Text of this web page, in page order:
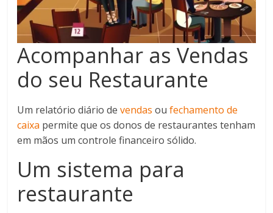
Acompanhar as Vendas
do seu Restaurante
Um relatório diário devendas oufechamento de
caixa permite que os donos de restaurantes tenham
em mãos um controle financeiro sólido.
Um sistema para
restaurante